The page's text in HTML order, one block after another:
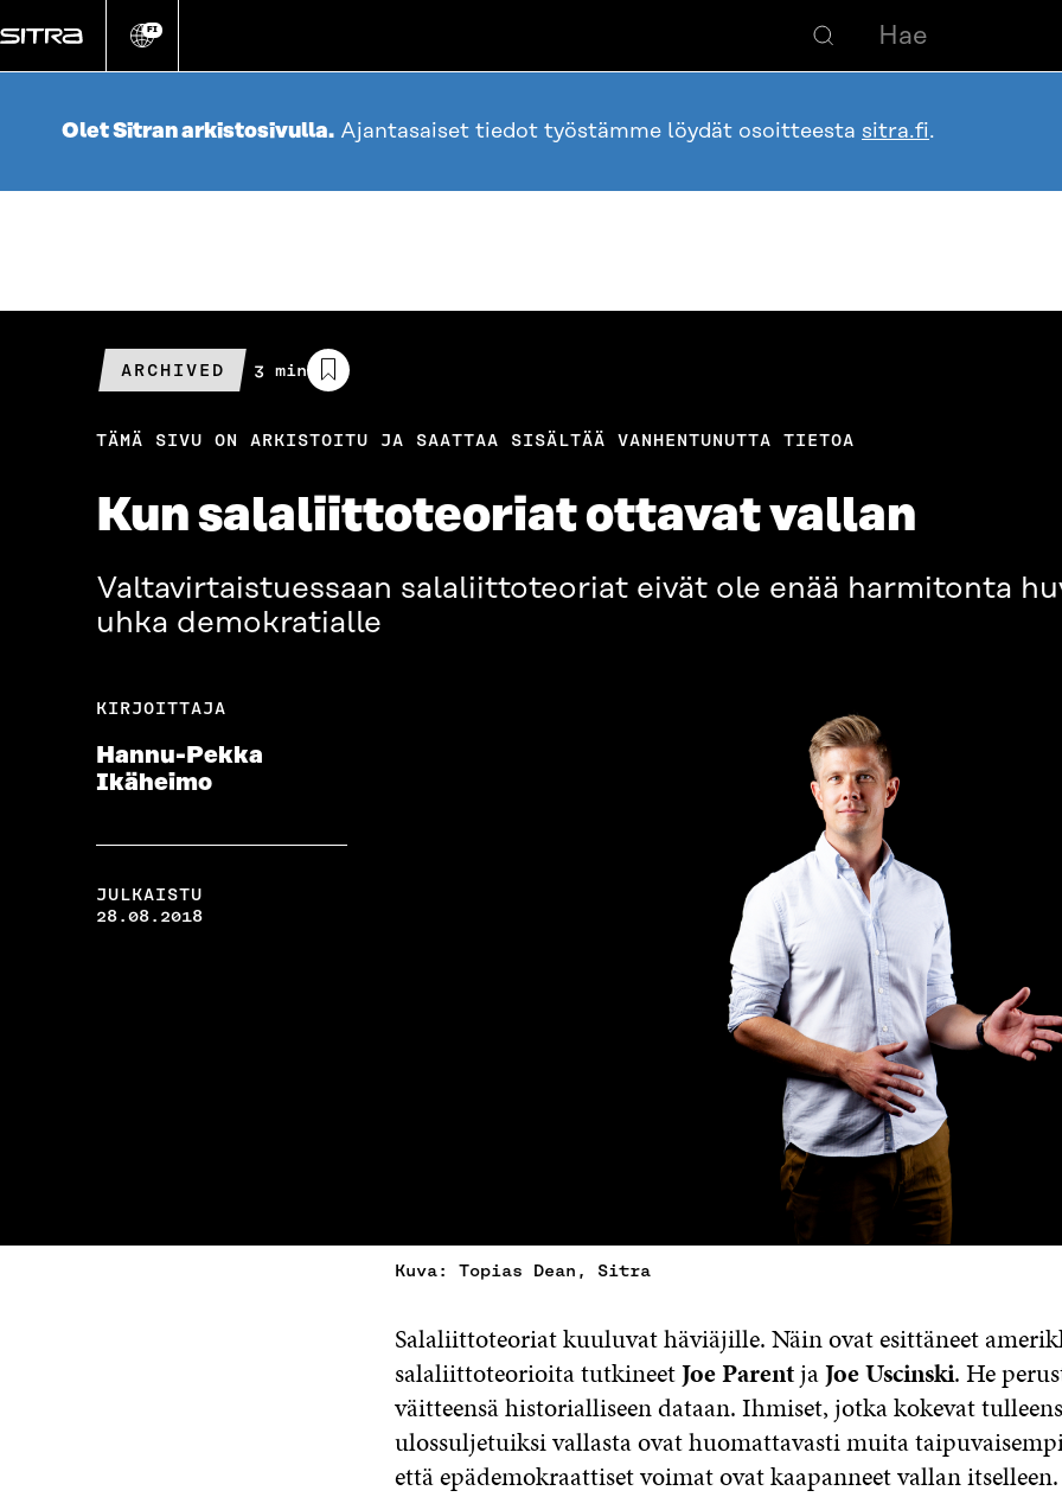
suoraan
Vaihda
kieli
FI
Olet Sitran arkistosivulla. Ajantasaiset tiedot työstämme löydät osoitteesta sitra.fi.
ARCHIVED
Arvioitu
lukuaika
3 min
TÄMÄ SIVU ON ARKISTOITU JA SAATTAA SISÄLTÄÄ VANHENTUNUTTA TIETOA
Kun salaliittoteoriat ottavat vallan
Valtavirtaistuessaan salaliittoteoriat eivät ole enää harmitonta
uhka demokratialle
Kuva: Topias Dean, Sitra
KIRJOITTAJA
Hannu-Pekka
Ikäheimo
JULKAISTU
28.08.2018
Salaliittoteoriat kuuluvat häviäjille. Näin ovat esittäneet
salaliittoteorioita tutkineetJoe ParentjaJoe Uscinski. He
väitteensä historialliseen dataan. Ihmiset, jotka kokevat
ulossuljetuiksi vallasta ovat huomattavasti muita
että epädemokraattiset voimat ovat kaapanneet vallan itselleen.